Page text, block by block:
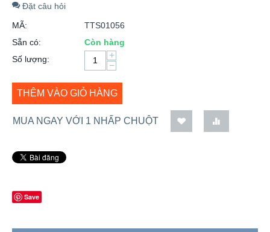
Đặt câu hỏi
MÃ:
TTS01056
Sẵn có:
Còn hàng
Số lượng:
+
−
THÊM VÀO GIỎ HÀNG
MUA NGAY VỚI 1 NHẤP CHUỘT
Save